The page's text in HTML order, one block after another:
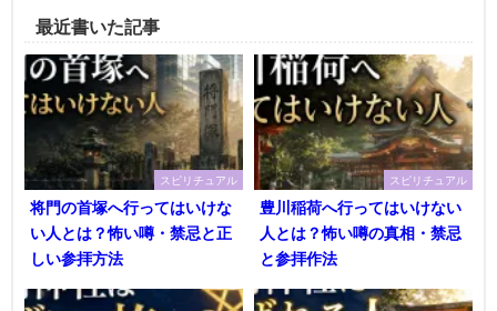
最近書いた記事
スピリチュアル
将門の首塚へ行ってはいけな
い人とは？怖い噂・禁忌と正
しい参拝方法
スピリチュアル
豊川稲荷へ行ってはいけない
人とは？怖い噂の真相・禁忌
と参拝作法